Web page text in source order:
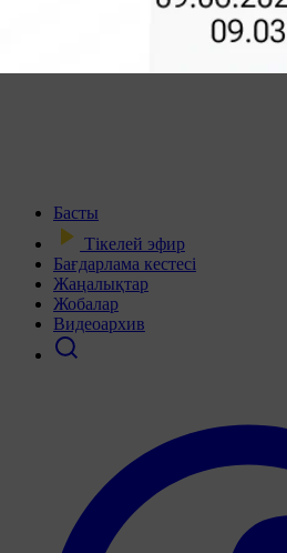
Басты
Тікелей эфир
Бағдарлама кестесі
Жаңалықтар
Жобалар
Видеоархив